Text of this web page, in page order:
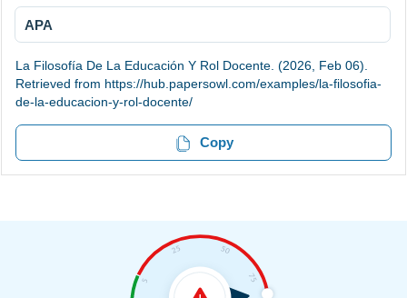
APA
La Filosofía De La Educación Y Rol Docente. (2026, Feb 06).
Retrieved from https://hub.papersowl.com/examples/la-filosofia-
de-la-educacion-y-rol-docente/
Copy